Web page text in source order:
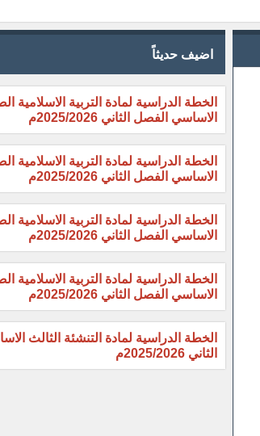
اضيف حديثاً
الخطة الدراسية لمادة التربية الاسلامية
الاساسي الفصل الثاني 2025/2026م
الخطة الدراسية لمادة التربية الاسلامية
الاساسي الفصل الثاني 2025/2026م
الخطة الدراسية لمادة التربية الاسلامية
الاساسي الفصل الثاني 2025/2026م
الخطة الدراسية لمادة التربية الاسلامية
الاساسي الفصل الثاني 2025/2026م
الخطة الدراسية لمادة التنشئة الثالث
الثاني 2025/2026م